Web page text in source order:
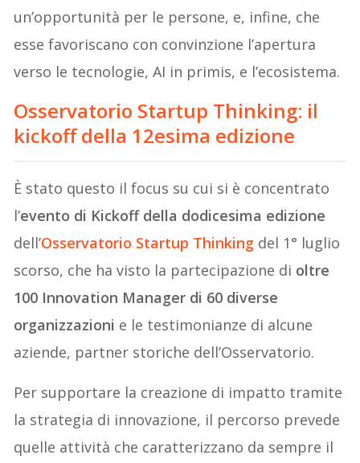
un’opportunità per le persone, e, infine, che
esse favoriscano con convinzione l’apertura
verso le tecnologie, AI in primis, e l’ecosistema.
Osservatorio Startup Thinking: il
kickoff della 12esima edizione
È stato questo il focus su cui si è concentrato
l’evento di Kickoff della dodicesima edizione
dell’Osservatorio Startup Thinking del 1° luglio
scorso, che ha visto la partecipazione di oltre
100 Innovation Manager di 60 diverse
organizzazioni e le testimonianze di alcune
aziende, partner storiche dell’Osservatorio.
Per supportare la creazione di impatto tramite
la strategia di innovazione, il percorso prevede
quelle attività che caratterizzano da sempre il